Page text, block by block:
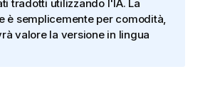
tradotti utilizzando l'IA. La
è semplicemente per comodità,
valore la versione in lingua